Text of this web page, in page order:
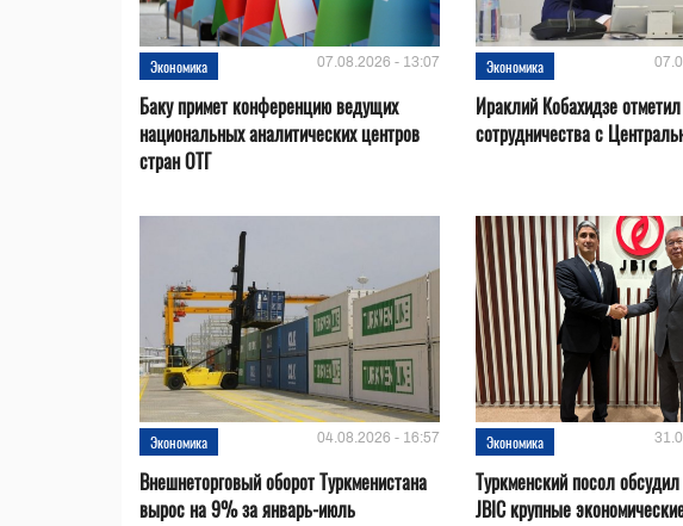
Экономика 07.08.2026 - 13:07
Баку примет конференцию ведущих
национальных аналитических центров
стран ОТГ
Экономика
Ираклий Кобахидзе
сотрудничества с
Экономика 04.08.2026 - 16:57
Внешнеторговый оборот Туркменистана
вырос на 9% за январь-июль
Экономика
Туркменский посол
JBIC крупные